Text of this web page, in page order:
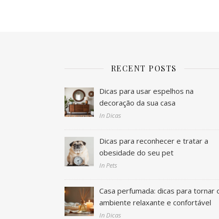
RECENT POSTS
Dicas para usar espelhos na
decoração da sua casa
In Dicas
Dicas para reconhecer e tratar a
obesidade do seu pet
In Pets
Casa perfumada: dicas para tornar
ambiente relaxante e confortável
In Dicas